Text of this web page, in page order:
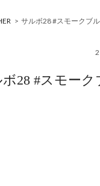
> サルボ28 #スモークブ
28 #スモーク